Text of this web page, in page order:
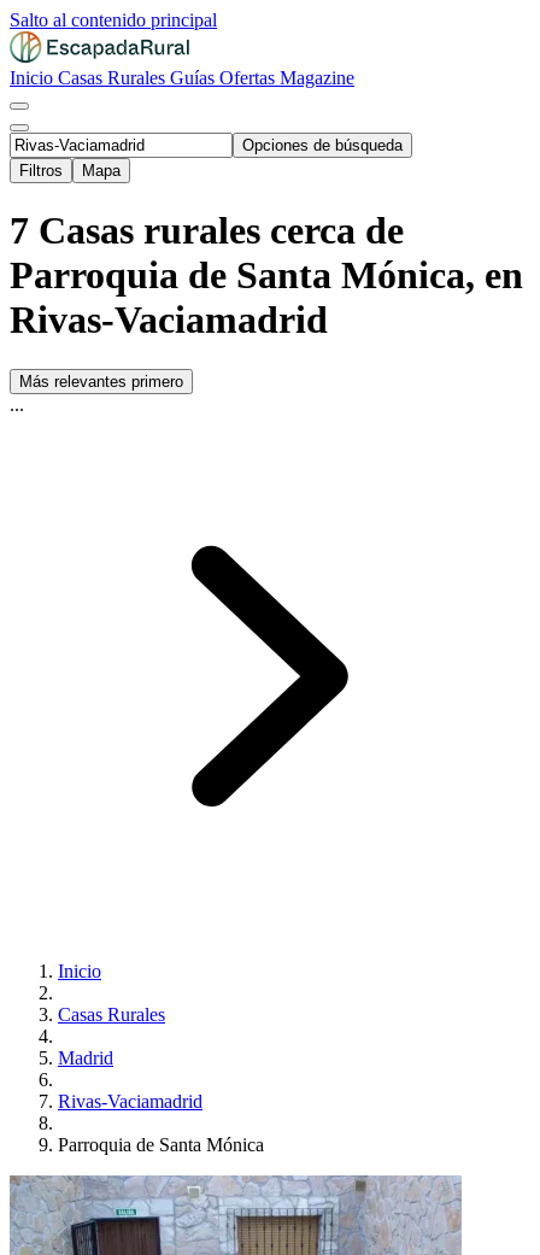
Salto al contenido principal
Inicio Casas Rurales Guías Ofertas Magazine
Opciones de búsqueda
Filtros
Mapa
7 Casas rurales cerca de
Parroquia de Santa Mónica, en
Rivas-Vaciamadrid
Más relevantes primero
...
Inicio
Casas Rurales
Madrid
Rivas-Vaciamadrid
Parroquia de Santa Mónica